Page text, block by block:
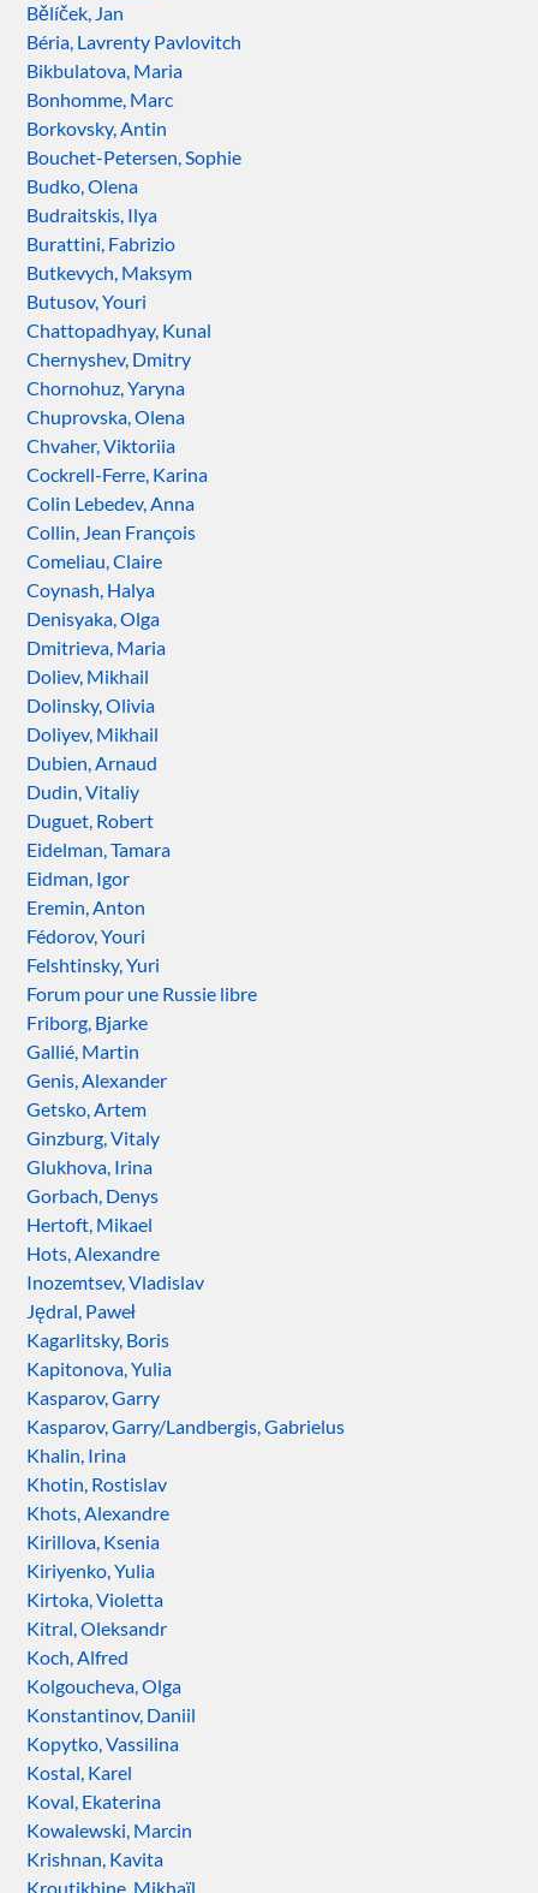
Bělíček, Jan
Béria, Lavrenty Pavlovitch
Bikbulatova, Maria
Bonhomme, Marc
Borkovsky, Antin
Bouchet-Petersen, Sophie
Budko, Olena
Budraitskis, Ilya
Burattini, Fabrizio
Butkevych, Maksym
Butusov, Youri
Chattopadhyay, Kunal
Chernyshev, Dmitry
Chornohuz, Yaryna
Chuprovska, Olena
Chvaher, Viktoriia
Cockrell-Ferre, Karina
Colin Lebedev, Anna
Collin, Jean François
Comeliau, Claire
Coynash, Halya
Denisyaka, Olga
Dmitrieva, Maria
Doliev, Mikhail
Dolinsky, Olivia
Doliyev, Mikhail
Dubien, Arnaud
Dudin, Vitaliy
Duguet, Robert
Eidelman, Tamara
Eidman, Igor
Eremin, Anton
Fédorov, Youri
Felshtinsky, Yuri
Forum pour une Russie libre
Friborg, Bjarke
Gallié, Martin
Genis, Alexander
Getsko, Artem
Ginzburg, Vitaly
Glukhova, Irina
Gorbach, Denys
Hertoft, Mikael
Hots, Alexandre
Inozemtsev, Vladislav
Jędral, Paweł
Kagarlitsky, Boris
Kapitonova, Yulia
Kasparov, Garry
Kasparov, Garry/Landbergis, Gabrielus
Khalin, Irina
Khotin, Rostislav
Khots, Alexandre
Kirillova, Ksenia
Kiriyenko, Yulia
Kirtoka, Violetta
Kitral, Oleksandr
Koch, Alfred
Kolgoucheva, Olga
Konstantinov, Daniil
Kopytko, Vassilina
Kostal, Karel
Koval, Ekaterina
Kowalewski, Marcin
Krishnan, Kavita
Kroutikhine, Mikhaïl